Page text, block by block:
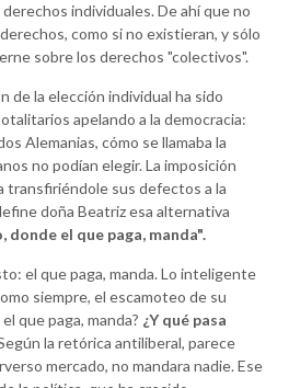
individuales. De ahí que no
como si no existieran, y sólo
sobre los derechos "colectivos".
de la elección individual ha sido
apelando a la democracia:
Alemanias, cómo se llamaba la
no podían elegir. La imposición
transfiriéndole sus defectos a la
doña Beatriz esa alternativa
donde el que paga, manda".
el que paga, manda. Lo inteligente
siempre, el escamoteo de su
que paga, manda? ¿Y qué pasa
la retórica antiliberal, parece
mercado, no mandara nadie. Ese